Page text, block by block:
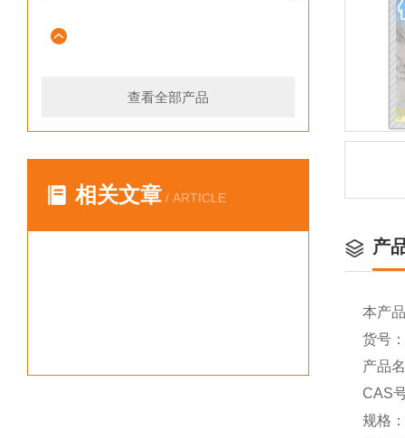
查看全部产品
相关文章 / ARTICLE
产
本产
货号
产品
CAS
规格